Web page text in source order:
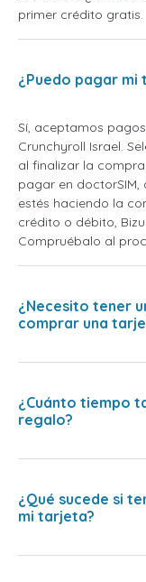
primer crédito gratis.
¿Puedo pagar mi
Sí, aceptamos
Crunchyroll Israel.
al finalizar la
pagar en
estés haciendo la
crédito o débito,
Compruébalo al
¿Necesito tener
comprar una
¿Cuánto tiempo
regalo?
¿Qué sucede si
mi tarjeta?